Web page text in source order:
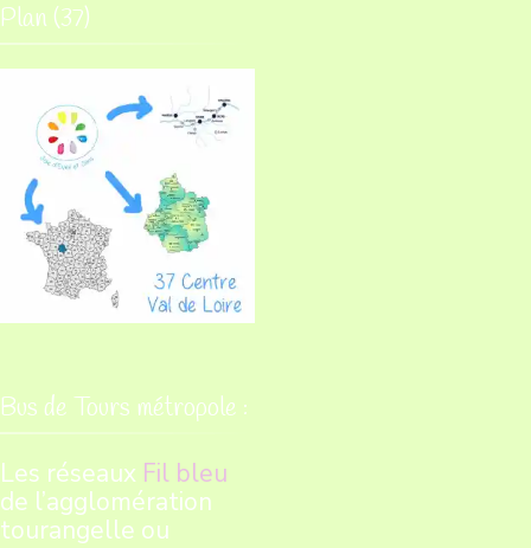
Plan (37)
Bus de Tours métropole :
Les réseaux Fil bleu
de l’agglomération
tourangelle ou